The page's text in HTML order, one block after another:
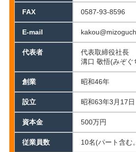
FAX 0587-93-8596
E-mail
代表者
代表取締役社長
溝口 敬悟(みぞ
創業 昭和46年
設立 昭和63年3月17日
資本金 500万円
従業員数 10名(パート含む